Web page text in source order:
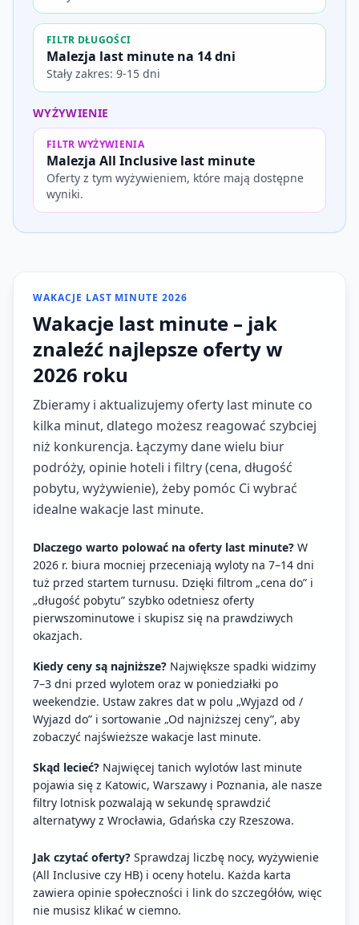
FILTR DŁUGOŚCI
Malezja last minute na 14 dni
Stały zakres: 9-15 dni
WYŻYWIENIE
FILTR WYŻYWIENIA
Malezja All Inclusive last minute
Oferty z tym wyżywieniem, które mają dostępne
wyniki.
WAKACJE LAST MINUTE 2026
Wakacje last minute – jak
znaleźć najlepsze oferty w
2026 roku
Zbieramy i aktualizujemy oferty last minute co
kilka minut, dlatego możesz reagować szybciej
niż konkurencja. Łączymy dane wielu biur
podróży, opinie hoteli i filtry (cena, długość
pobytu, wyżywienie), żeby pomóc Ci wybrać
idealne wakacje last minute.
Dlaczego warto polować na oferty last minute? W
2026 r. biura mocniej przeceniają wyloty na 7–14 dni
tuż przed startem turnusu. Dzięki filtrom „cena do” i
„długość pobytu” szybko odetniesz oferty
pierwszominutowe i skupisz się na prawdziwych
okazjach.
Kiedy ceny są najniższe? Największe spadki widzimy
7–3 dni przed wylotem oraz w poniedziałki po
weekendzie. Ustaw zakres dat w polu „Wyjazd od /
Wyjazd do” i sortowanie „Od najniższej ceny”, aby
zobaczyć najświeższe wakacje last minute.
Skąd lecieć? Najwięcej tanich wylotów last minute
pojawia się z Katowic, Warszawy i Poznania, ale nasze
filtry lotnisk pozwalają w sekundę sprawdzić
alternatywy z Wrocławia, Gdańska czy Rzeszowa.
Jak czytać oferty? Sprawdzaj liczbę nocy, wyżywienie
(All Inclusive czy HB) i oceny hotelu. Każda karta
zawiera opinie społeczności i link do szczegółów, więc
nie musisz klikać w ciemno.